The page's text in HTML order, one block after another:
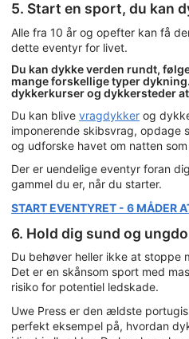
5. Start en sport, du kan
Alle fra 10 år og opefter kan få
dette eventyr for livet.
Du kan dykke verden rundt,
mange forskellige typer
dykkerkurser og dykkersteder
Du kan blive vragdykker og
imponerende skibsvrag, opdage
og udforske havet om natten som
Der er uendelige eventyr foran
gammel du er, når du starter.
START EVENTYRET - 6 MÅDER
6. Hold dig sund og
Du behøver heller ikke at stoppe
Det er en skånsom sport med
risiko for potentiel ledskade.
Uwe Press er den ældste
perfekt eksempel på, hvordan